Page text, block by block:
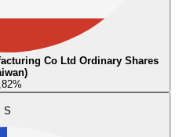
Co Ltd Ordinary Shares
%
S